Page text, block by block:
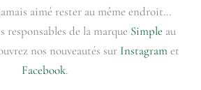
aimé rester au même endroit…
responsables de la marque Simple au
nos nouveautés sur Instagramet
Facebook.